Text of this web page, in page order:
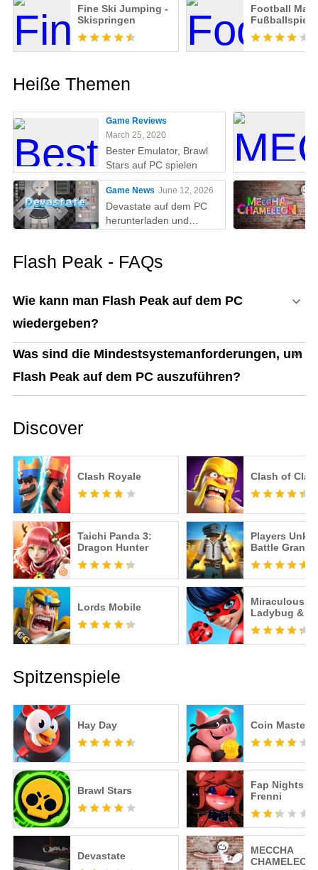
Fine Ski Jumping -
Skispringen
Football
Fußballspiel
Heiße Themen
Game Reviews
March 25, 2020
Bester Emulator, Brawl
Stars auf PC spielen
Game News June 12, 2026
Devastate auf dem PC
herunterladen und
Play
Flash Peak - FAQs
Wie kann man Flash Peak auf dem PC
wiedergeben?
Was sind die Mindestsystemanforderungen, um
Flash Peak auf dem PC auszuführen?
Discover
Clash Royale Clash of
Taichi Panda 3:
Dragon Hunter
Players
Battle Grand
Lords Mobile
Miraculous
Ladybug &
– Offizielles
Spitzenspiele
Hay Day
Brawl Stars
Devastate
Coin Master
Fap Nights at
Frenni
MECCHA
CHAMELEON